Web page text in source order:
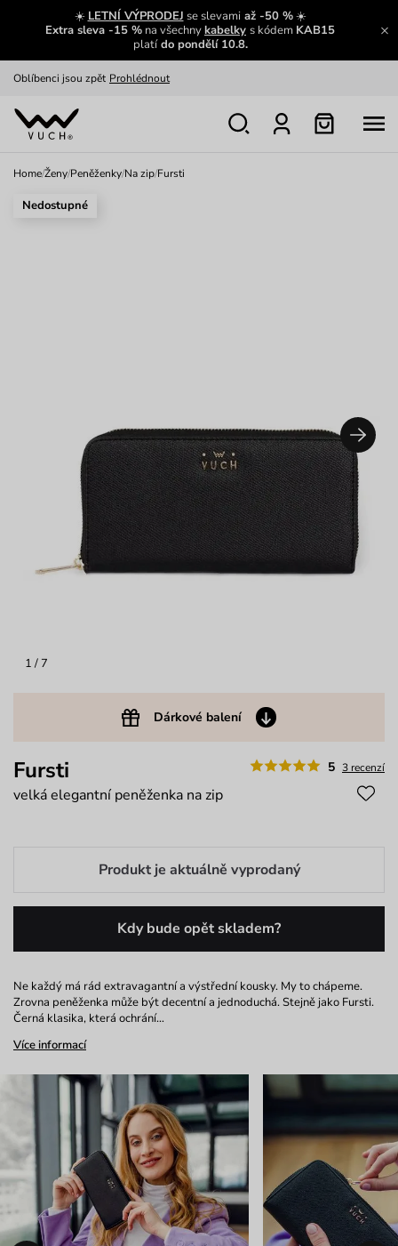
☀️ LETNÍ VÝPRODEJ se slevamiaž -50 %☀️
Extra sleva -15 % na všechnykabelky s kódem KAB15
platído pondělí 10.8.
Zajímavosti ze světa Vuch:
Zobrazit
Oblíbenci jsou zpět Prohlédnout
Nech se inspirovat
Home/Ženy/Peněženky/Na zip/Fursti
1 / 7
Dárkové balení
Nedostupné
5 3 recenzí
Fursti
velká elegantní peněženka na zip
Produkt je aktuálně vyprodaný
Kdy bude opět skladem?
Ne každý má rád extravagantní a výstřední kousky. My to chápeme.
Zrovna peněženka může být decentní a jednoduchá. Stejně jako Fursti.
Černá klasika, která ochrání…
Více informací